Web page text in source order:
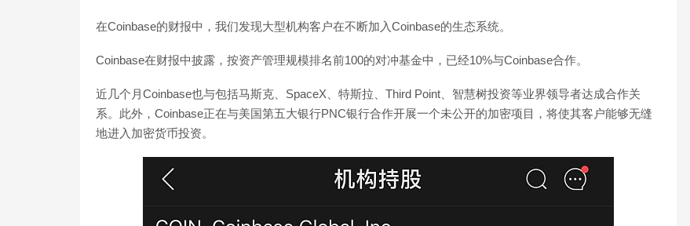
在Coinbase的财报中，我们发现大型机构客户在不断加入Coinbase的生态系统。
Coinbase在财报中披露，按资产管理规模排名前100的对冲基金中，已经10%与Coinbase合作。
近几个月Coinbase也与包括马斯克、SpaceX、特斯拉、Third Point、智慧树投资等业界领导者达成合作关
系。此外，Coinbase正在与美国第五大银行PNC银行合作开展一个未公开的加密项目，将使其客户能够无缝
地进入加密货币投资。